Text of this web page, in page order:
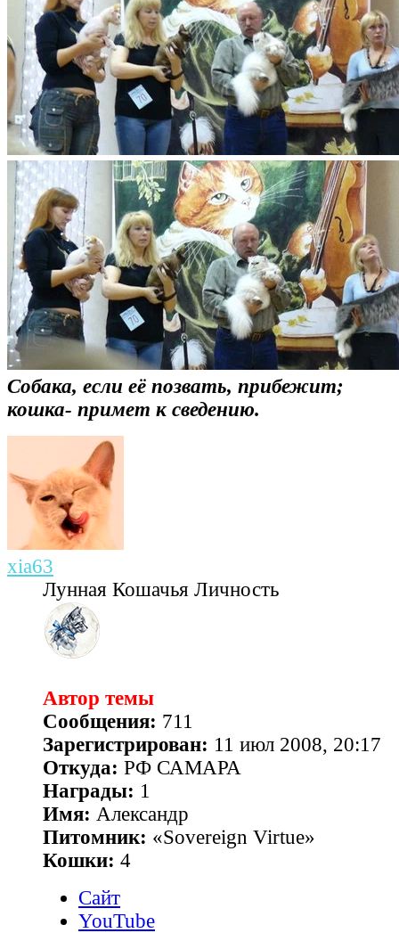
Собака, если её позвать, прибежит;
кошка- примет к сведению.
xia63
Лунная Кошачья Личность
Автор темы
Сообщения: 711
Зарегистрирован: 11 июл 2008, 20:17
Откуда: РФ САМАРА
Награды: 1
Имя: Александр
Питомник: «Sovereign Virtue»
Кошки: 4
Сайт
YouTube